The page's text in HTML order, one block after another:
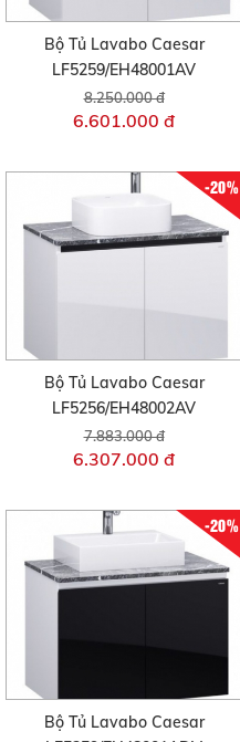
Bộ Tủ Lavabo Caesar
LF5259/EH48001AV
8.250.000 đ
6.601.000 đ
-20%
Bộ Tủ Lavabo Caesar
LF5256/EH48002AV
7.883.000 đ
6.307.000 đ
-20%
Bộ Tủ Lavabo Caesar